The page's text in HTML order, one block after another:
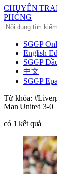
CHUYÊN
PHÓNG
SGGP
English
SGGP
中文
SGGP
Từ khóa:
Man.United 3-0
có 1 kết quả